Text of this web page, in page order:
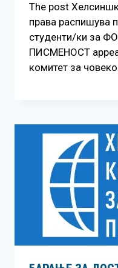
The post
права распишува
студенти/ки за
ПИСМЕНОСТ
комитет за